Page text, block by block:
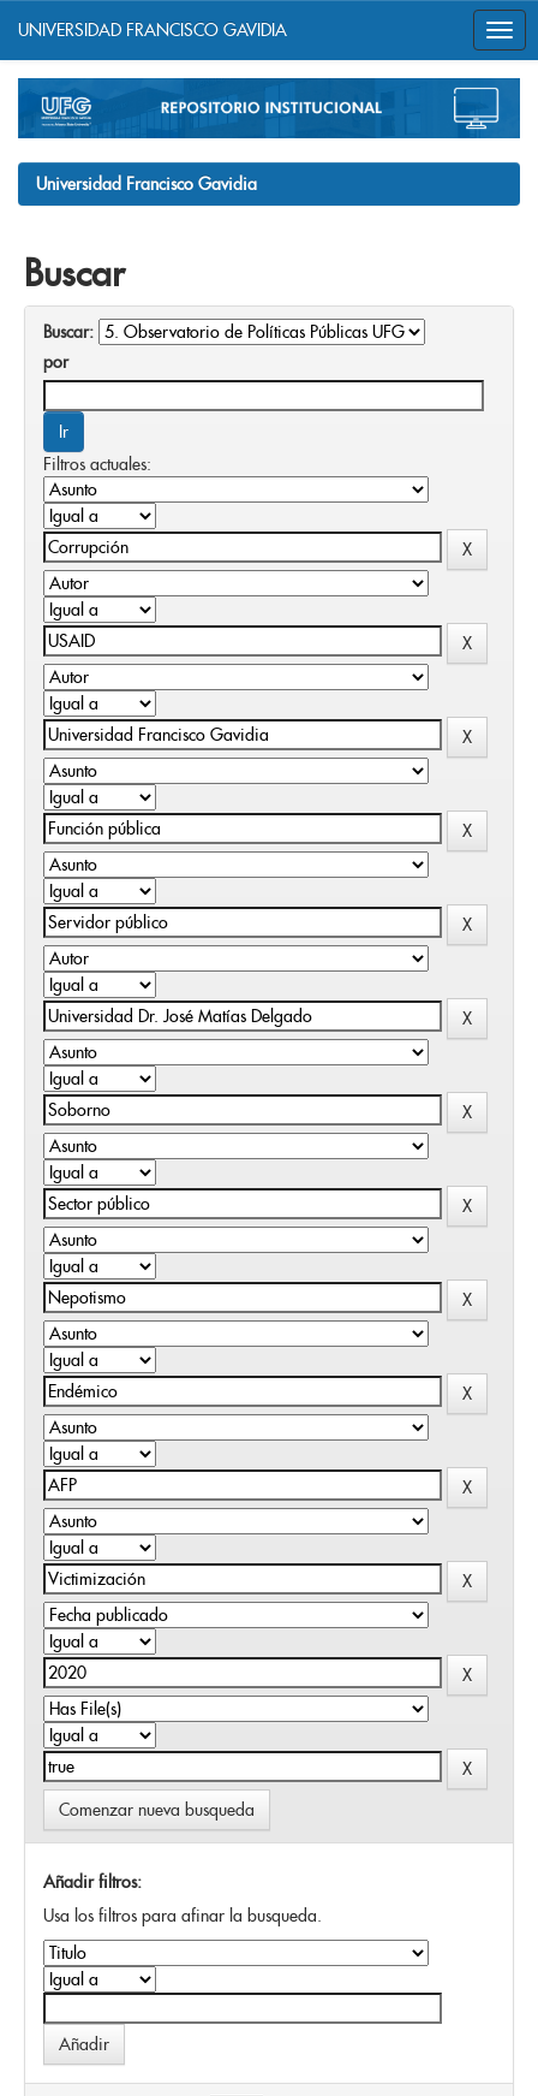
navigation
UNIVERSIDAD FRANCISCO GAVIDIA
Universidad Francisco Gavidia
Buscar
Buscar:
por
Filtros actuales:
Comenzar nueva busqueda
Añadir filtros:
Usa los filtros para afinar la busqueda.